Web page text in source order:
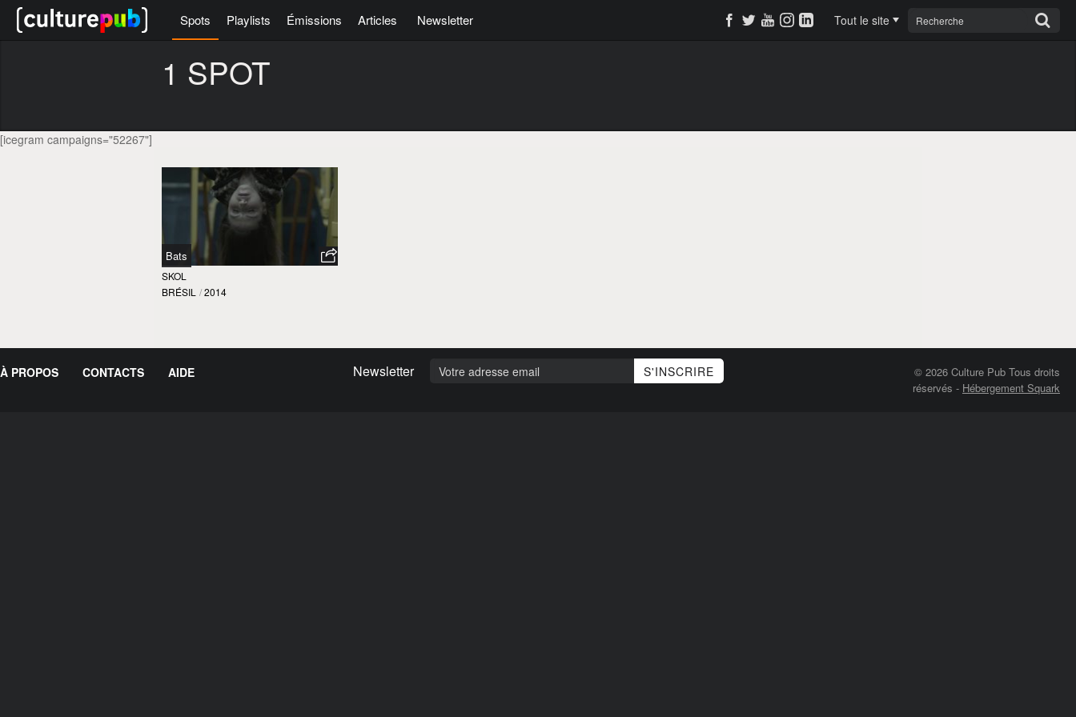
Spots Playlists Émissions Articles Newsletter Tout le site
1 SPOT
[icegram campaigns="52267"]
Bats
SKOL
BRÉSIL / 2014
À PROPOS CONTACTS AIDE Newsletter
© 2026 Culture Pub Tous droits
réservés - Hébergement Squark